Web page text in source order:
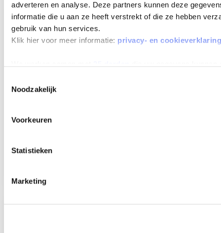
adverteren en analyse. Deze partners kunnen deze
informatie die u aan ze heeft verstrekt of die ze hebben
gebruik van hun services.
Klik hier voor meer informatie: privacy- en cookieverklaring
Noodzakelijk
Voorkeuren
Statistieken
Marketing
MAX 60
MAANDEN
LOOPTIJD
Verwachte levertijd 4 weken
Verwachte levertijd 4 weken
PEUGEOT E-208
Beschikbaar vanaf
Verwachte levertijd 4 weken
Verwachte levertijd 4 weken